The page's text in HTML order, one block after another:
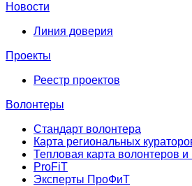
Новости
Линия доверия
Проекты
Реестр проектов
Волонтеры
Стандарт волонтера
Карта региональных
Тепловая карта волонтеров и
ProFiT
Эксперты ПроФиТ